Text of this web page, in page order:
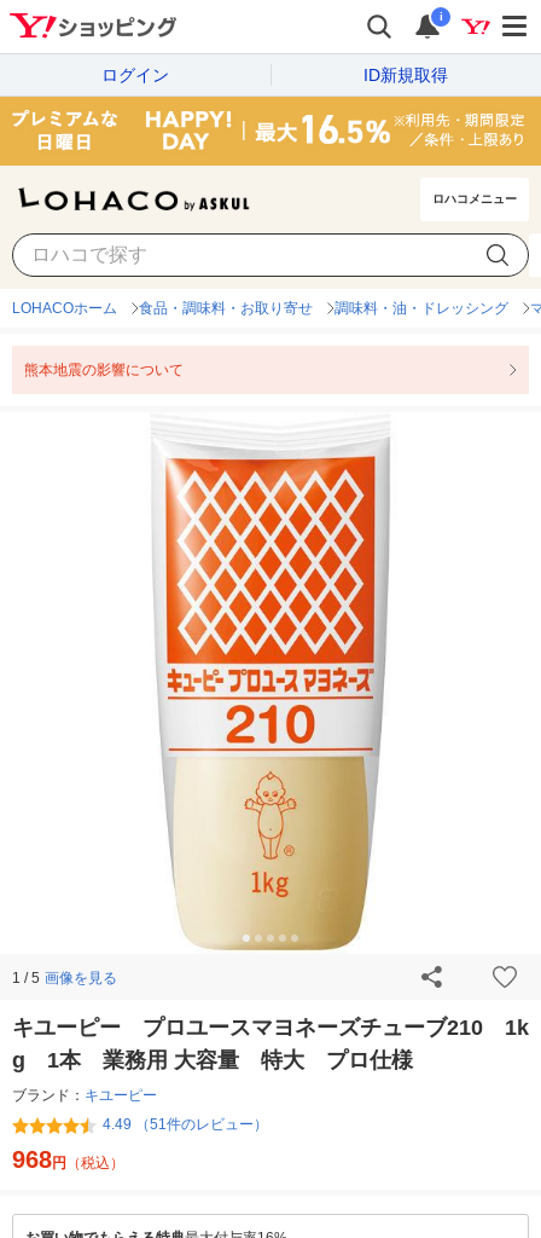
i
ログイン ID新規取得
ロハコメニュー
LOHACOホーム 食品・調味料・お取り寄せ 調味料・油・ドレッシング
熊本地震の影響について
1 / 5 画像を見る
キユーピー プロユースマヨネーズチューブ210 1k
g 1本 業務用 大容量 特大 プロ仕様
ブランド： キユーピー
4.49 （51件のレビュー）
968円 （税込）